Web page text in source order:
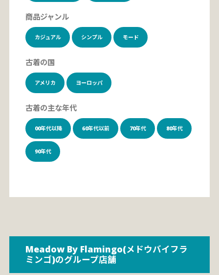
商品ジャンル
カジュアル シンプル モード
古着の国
アメリカ ヨーロッパ
古着の主な年代
00年代以降 60年代以前 70年代 80年代
90年代
Meadow By Flamingo(メドウバイフラ
ミンゴ)のグループ店舗